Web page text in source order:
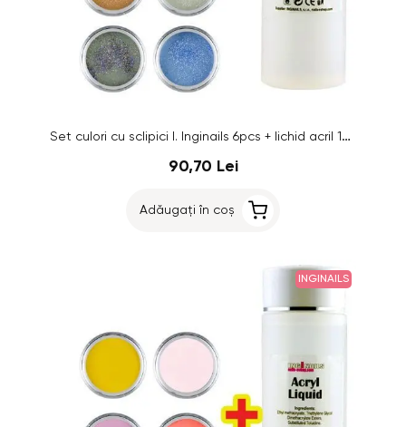
Set culori cu sclipici I. Inginails 6pcs + lichid acril 100ml GRATIS
90,70 Lei
Adăugați în coș
INGINAILS